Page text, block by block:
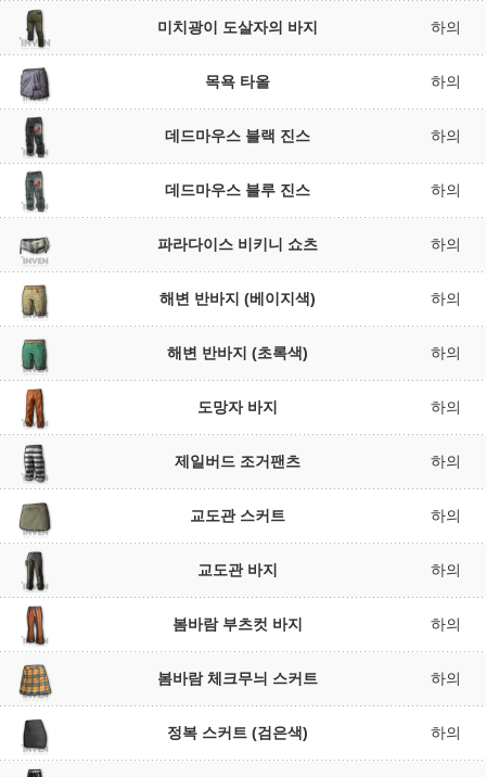
미치광이 도살자의 바지 하의
목욕 타올 하의
데드마우스 블랙 진스 하의
데드마우스 블루 진스 하의
파라다이스 비키니 쇼츠 하의
해변 반바지 (베이지색) 하의
해변 반바지 (초록색) 하의
도망자 바지 하의
제일버드 조거팬츠 하의
교도관 스커트 하의
교도관 바지 하의
봄바람 부츠컷 바지 하의
봄바람 체크무늬 스커트 하의
정복 스커트 (검은색) 하의